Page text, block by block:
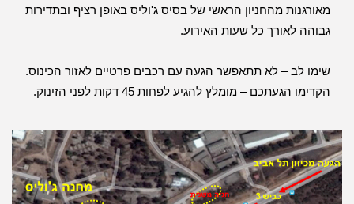
מאורגנות מהחניון הראשי של בסיס ג'וליס באופן רציף ובתדירות
גבוהה לאורך כל שעות האירוע.
שימו לב – לא תתאפשר הגעה עם רכבים פרטיים לאזור הכינוס.
הקדימו הגעתכם – מומלץ להגיע לפחות 45 דקות לפני הזינוק
.